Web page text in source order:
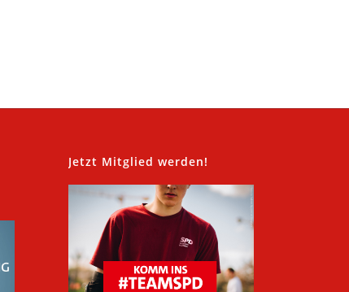
Jetzt Mitglied werden!